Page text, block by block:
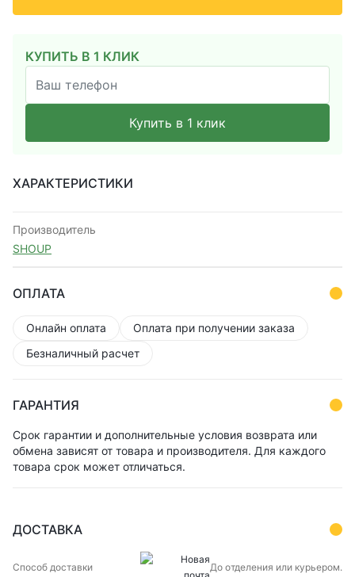
КУПИТЬ В 1 КЛИК
Купить в 1 клик
ХАРАКТЕРИСТИКИ
Производитель
SHOUP
ОПЛАТА
Онлайн оплата
Оплата при получении заказа
Безналичный расчет
ГАРАНТИЯ
Срок гарантии и дополнительные условия возврата или
обмена зависят от товара и производителя. Для каждого
товара срок может отличаться.
ДОСТАВКА
ДОСТАВКИДОСТАВКИ
ЦЕНА До отделения или курьером.